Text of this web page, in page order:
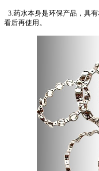
3.药水本身是环保产品，具
看后再使用。